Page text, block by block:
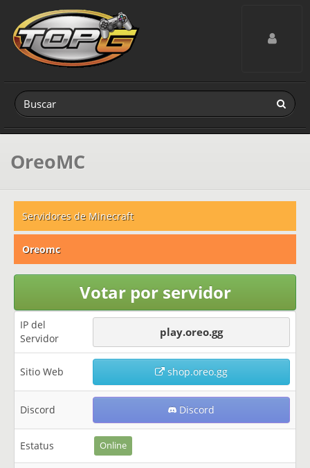
Toggle
OreoMC
Servidores de Minecraft
Oreomc
Votar por servidor
IP del
Servidor
play.oreo.gg
Sitio Web shop.oreo.gg
Discord Discord
Estatus Online